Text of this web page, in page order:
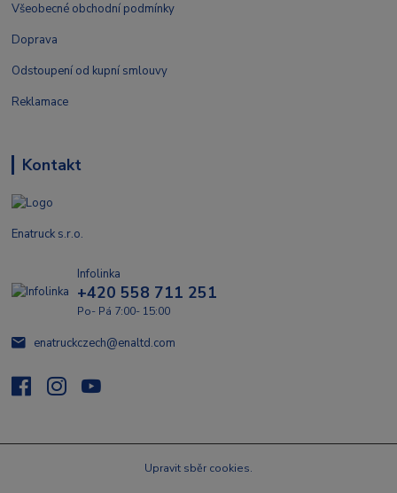
Všeobecné obchodní podmínky
Doprava
Odstoupení od kupní smlouvy
Reklamace
Kontakt
Enatruck s.r.o.
Infolinka
+420 558 711 251
Po- Pá 7:00- 15:00
enatruckczech@enaltd.com
Upravit sběr cookies.